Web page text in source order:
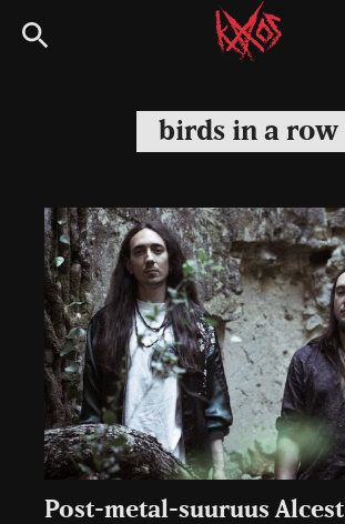
Siirry
suoraan
Kaaoszine
birds in a row
Post-metal-suuruus Alcest